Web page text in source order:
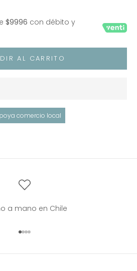
$9996 con débito y
AL CARRITO
comercio local
a mano en Chile
Ir al artículo 1
Ir al artículo 2
Ir al artículo 3
Ir al artículo 4